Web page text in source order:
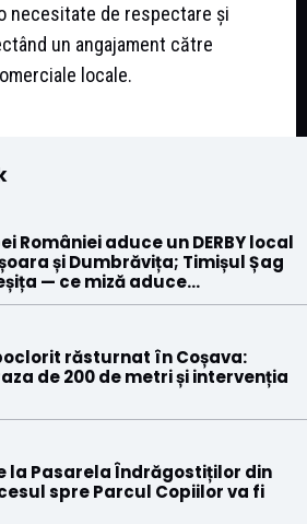
necesitate de respectare și
un angajament către
locale.
României aduce un DERBY local
și Dumbrăvița; Timișul Șag
— ce miză aduce...
răsturnat în Coșava:
de 200 de metri și intervenția
la Pasarela Îndrăgostiților din
spre Parcul Copiilor va fi